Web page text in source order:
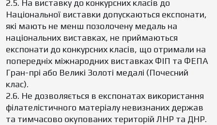
2.5. На виставку до конкурсних класів до
Національної виставки допускаються експонати,
які мають не менш позолочену медаль на
національних виставках, не приймаються
експонати до конкурсних класів, що отримали на
попередніх міжнародних виставках ФІП та ФЕПА
Гран-прі або Великі Золоті медалі (Почесний
клас).
2.6. Не дозволяється в експонатах використання
філателістичного матеріалу невизнаних держав
та тимчасово окупованих територій ЛНР та ДНР.